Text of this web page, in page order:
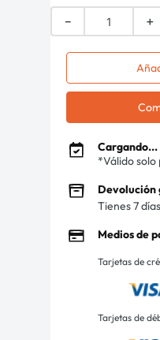
＋
－
Cargando...
*Válido solo
Devolución
Tienes 7
Medios de
Tarjetas de
Tarjetas de